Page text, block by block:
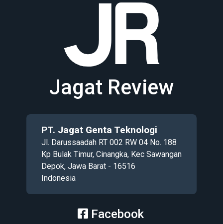
Jagat Review
PT. Jagat Genta Teknologi
Jl. Darussaadah RT 002 RW 04 No. 188
Kp Bulak Timur, Cinangka, Kec Sawangan
Depok, Jawa Barat - 16516
Indonesia
Facebook